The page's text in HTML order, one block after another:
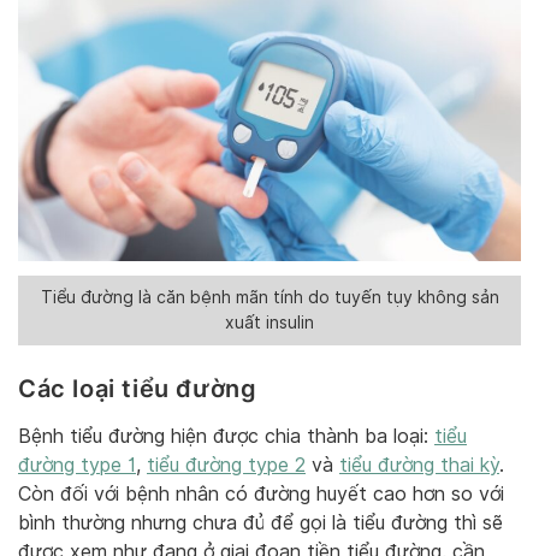
Tiểu đường là căn bệnh mãn tính do tuyến tụy không sản
xuất insulin
Các loại tiểu đường
Bệnh tiểu đường hiện được chia thành ba loại: tiểu
đường type 1 , tiểu đường type 2 và tiểu đường thai kỳ.
Còn đối với bệnh nhân có đường huyết cao hơn so với
bình thường nhưng chưa đủ để gọi là tiểu đường thì sẽ